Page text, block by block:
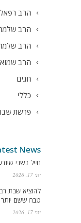
הרב
הרב
הרב שלמה
הרב
חגים
כללי
פרשת
News
חייל בשבי
יוני 17, 2026
להוציא שבת
טבח ששם
יוני 17, 2026